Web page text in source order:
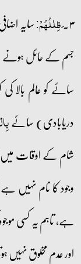
۳۔ َظِلٰلُہُمۡ:سایہ
جسم کے حائل
سائے کو عالم بالا
دریابادی) سائے
شام کے اوقات میں
وجود کا نام نہیں
ہے، تاہم یہ کسی
اور عدم مخلوق